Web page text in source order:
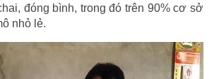
đóng bình, trong đó trên 90% cơ sở
nhỏ lẻ.